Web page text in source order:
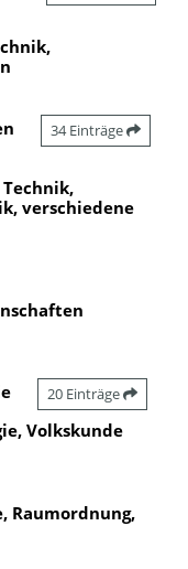
34 Einträge
verschiedene
20 Einträge
Volkskunde
Raumordnung,